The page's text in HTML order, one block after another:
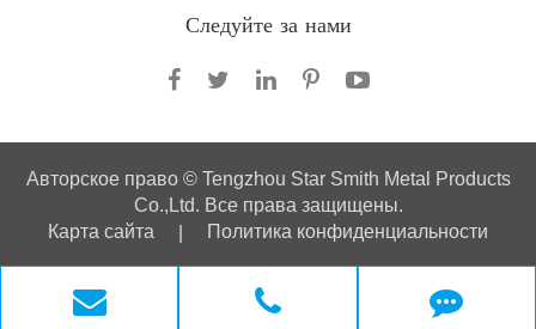
Следуйте за нами
Авторское право © Tengzhou Star Smith Metal Products
Co.,Ltd. Все права защищены.
Карта сайта
Политика конфиденциальности